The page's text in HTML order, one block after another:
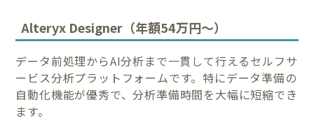
Alteryx Designer（年額54万円～）
データ前処理からAI分析まで一貫して行えるセルフサ
ービス分析プラットフォームです。特にデータ準備の
自動化機能が優秀で、分析準備時間を大幅に短縮でき
ます。